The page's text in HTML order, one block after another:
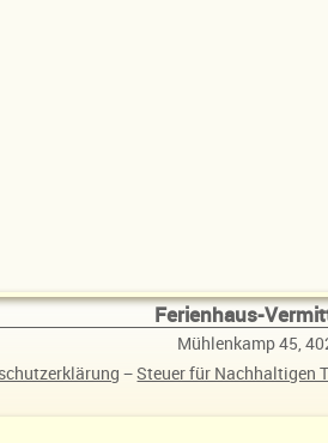
Ferienhaus-
Mühlenkamp 45,
−Steuer für Nachhaltigen